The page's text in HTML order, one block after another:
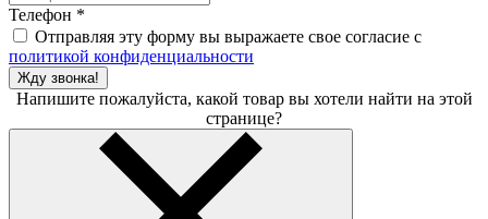
Телефон *
Отправляя эту форму вы выражаете свое согласие с
политикой конфиденциальности
Жду звонка!
Напишите пожалуйста, какой товар вы хотели найти на этой
странице?